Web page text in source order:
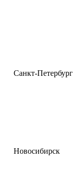
Санкт-Петербург
Новосибирск